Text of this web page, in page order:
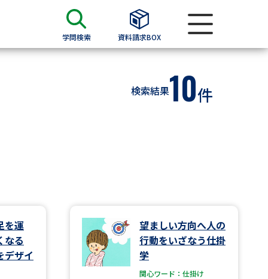
学問検索 資料請求BOX
留学・進学関連、塾・予備校
検索結果10件
を運
なる
デザイ
望ましい方向へ人の
行動をいざなう仕掛
学
関心ワード：仕掛け